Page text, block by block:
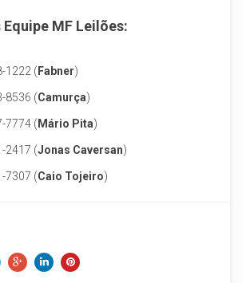
MF Leilões:
1222 ( Fabner)
8536 (Camurça)
7774 ( Mário Pita)
2417 (Jonas Caversan)
7307 (Caio Tojeiro)